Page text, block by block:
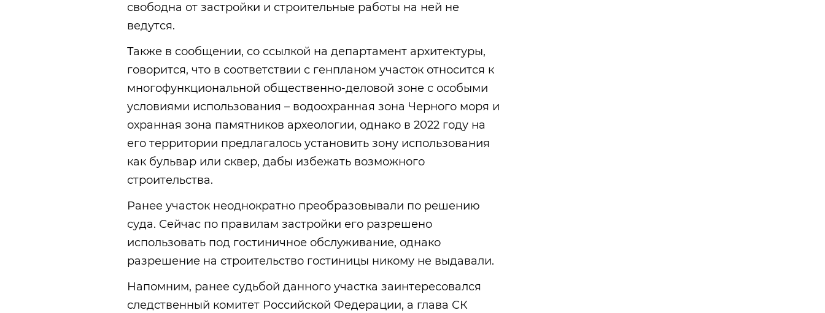
свободна от застройки и строительные работы на ней не
ведутся.
Также в сообщении, со ссылкой на департамент архитектуры,
говорится, что в соответствии с генпланом участок относится к
многофункциональной общественно-деловой зоне с особыми
условиями использования – водоохранная зона Черного моря и
охранная зона памятников археологии, однако в 2022 году на
его территории предлагалось установить зону использования
как бульвар или сквер, дабы избежать возможного
строительства.
Ранее участок неоднократно преобразовывали по решению
суда. Сейчас по правилам застройки его разрешено
использовать под гостиничное обслуживание, однако
разрешение на строительство гостиницы никому не выдавали.
Напомним, ранее судьбой данного участка заинтересовался
следственный комитет Российской Федерации, а глава СК